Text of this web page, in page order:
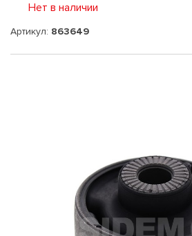
Нет в наличии
Артикул: 863649